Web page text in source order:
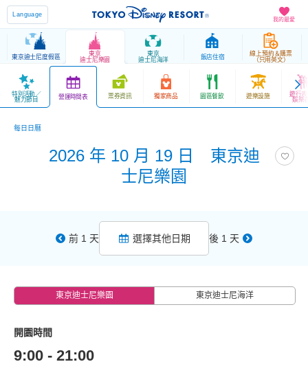
我的最愛
Language
東京迪士尼度假區
東京
迪士尼樂園
東京
迪士尼海洋
飯店住宿
線上預約＆購票
（只用英文）
特別活動／
魅力節目 營運時間表 票券資訊 獨家商品 園區餐飲 遊樂設施 遊行表
娛樂
每日日曆
2026 年 10 月 19 日 東京迪
士尼樂園
前 1 天 選擇其他日期 後 1 天
東京迪士尼樂園 東京迪士尼海洋
開園時間
9:00 - 21:00